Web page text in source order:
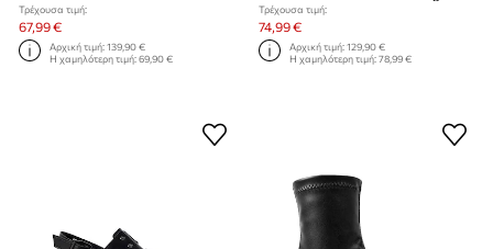
Τρέχουσα τιμή:
67,99 €
Αρχική τιμή:139,90 €
Η χαμηλότερη τιμή:69,90 €
Τρέχουσα τιμή:
74,99 €
Αρχική τιμή:129,90 €
Η χαμηλότερη τιμή:78,99 €